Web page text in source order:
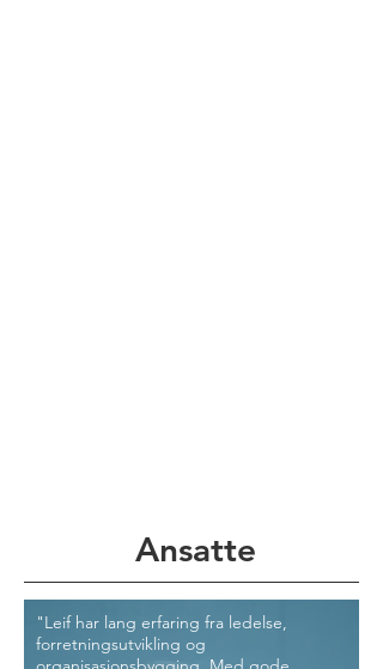
Ansatte
"Leif har lang erfaring fra ledelse,
forretningsutvikling og